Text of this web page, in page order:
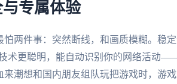
专属体验
两件事：突然断线，和画质模糊。稳
术更聪明，能自动识别你的网络活动
潮想和国内朋友组队玩把游戏时，游